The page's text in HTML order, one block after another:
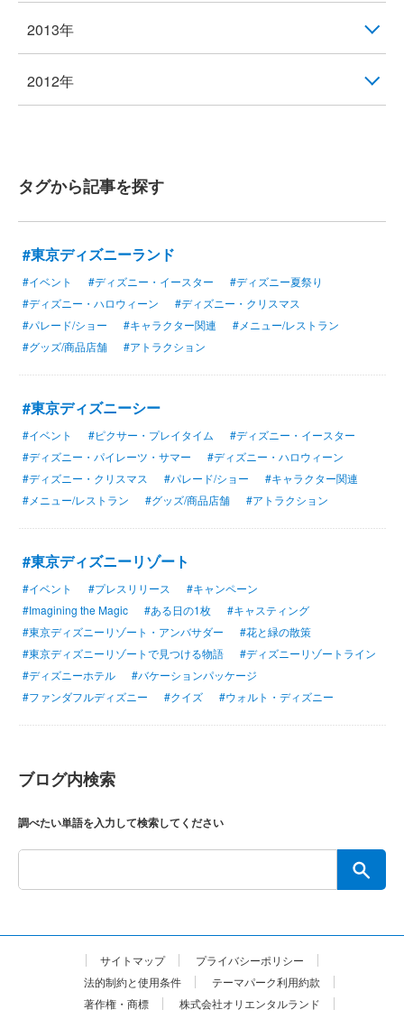
2013年
2012年
タグから記事を探す
#東京ディズニーランド
#イベント #ディズニー・イースター
#ディズニー夏祭り
#ディズニー・ハロウィーン
#ディズニー・クリスマス
#パレード/ショー
#キャラクター関連
#メニュー/レストラン
#グッズ/商品店舗
#アトラクション
#東京ディズニーシー
#イベント #ピクサー・プレイタイム
#ディズニー・イースター
#ディズニー・パイレーツ・サマー
#ディズニー・ハロウィーン
#ディズニー・クリスマス
#パレード/ショー
#キャラクター関連
#メニュー/レストラン
#グッズ/商品店舗 #アトラクション
#東京ディズニーリゾート
#イベント #プレスリリース
#キャンペーン
#Imagining the Magic
#ある日の1枚
#キャスティング
#東京ディズニーリゾート・アンバサダー
#花と緑の散策
#東京ディズニーリゾートで見つける物語
#ディズニーリゾートライン
#ディズニーホテル
#バケーションパッケージ
#ファンダフルディズニー
#クイズ #ウォルト・ディズニー
ブログ内検索
調べたい単語を入力して検索してください
サイトマップ
プライバシーポリシー
法的制約と使用条件
テーマパーク利用約款
著作権・商標
株式会社オリエンタルランド